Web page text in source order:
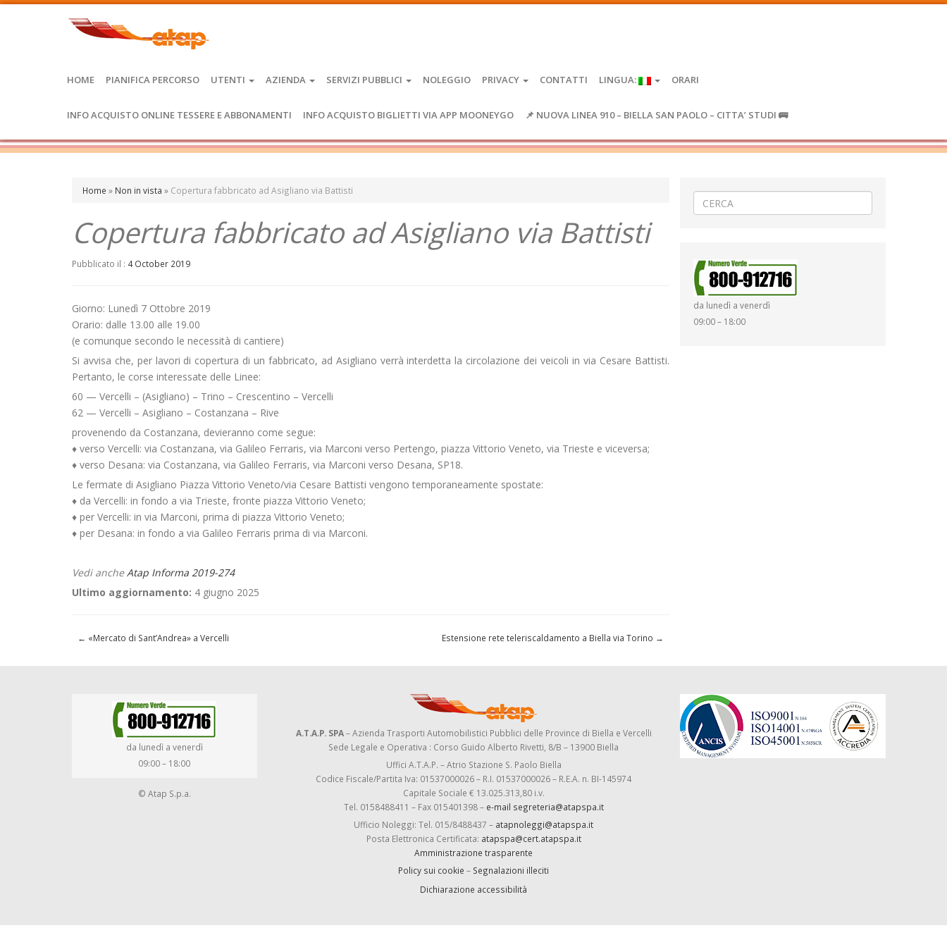
HOME PIANIFICA PERCORSO UTENTI AZIENDA SERVIZI PUBBLICI NOLEGGIO PRIVACY CONTATTI LINGUA: ORARI
INFO ACQUISTO ONLINE TESSERE E ABBONAMENTI INFO ACQUISTO BIGLIETTI VIA APP MOONEYGO 📌 NUOVA LINEA 910 – BIELLA SAN PAOLO – CITTA’ STUDI 🚌
Home » Non in vista » Copertura fabbricato ad Asigliano via Battisti
Copertura fabbricato ad Asigliano via Battisti
Pubblicato il : 4 October 2019
Giorno: Lunedì 7 Ottobre 2019
Orario: dalle 13.00 alle 19.00
(e comunque secondo le necessità di cantiere)
Si avvisa che, per lavori di copertura di un fabbricato, ad Asigliano verrà interdetta la circolazione dei veicoli in via Cesare Battisti.
Pertanto, le corse interessate delle Linee:
60 — Vercelli – (Asigliano) – Trino – Crescentino – Vercelli
62 — Vercelli – Asigliano – Costanzana – Rive
provenendo da Costanzana, devieranno come segue:
♦ verso Vercelli: via Costanzana, via Galileo Ferraris, via Marconi verso Pertengo, piazza Vittorio Veneto, via Trieste e viceversa;
♦ verso Desana: via Costanzana, via Galileo Ferraris, via Marconi verso Desana, SP18.
Le fermate di Asigliano Piazza Vittorio Veneto/via Cesare Battisti vengono temporaneamente spostate:
♦ da Vercelli: in fondo a via Trieste, fronte piazza Vittorio Veneto;
♦ per Vercelli: in via Marconi, prima di piazza Vittorio Veneto;
♦ per Desana: in fondo a via Galileo Ferraris prima di via Marconi.
Vedi ancheAtap Informa 2019-274
Ultimo aggiornamento: 4 giugno 2025
← «Mercato di Sant’Andrea» a Vercelli Estensione rete teleriscaldamento a Biella via Torino →
da lunedì a venerdì
09:00 – 18:00
da lunedì a venerdì
09:00 – 18:00
© Atap S.p.a.
A.T.A.P. SPA– Azienda Trasporti Automobilistici Pubblici delle Province di Biella e Vercelli
Sede Legale e Operativa : Corso Guido Alberto Rivetti, 8/B – 13900 Biella
Uffici A.T.A.P. – Atrio Stazione S. Paolo Biella
Codice Fiscale/Partita Iva: 01537000026 – R.I. 01537000026 – R.E.A. n. BI-145974
Capitale Sociale € 13.025.313,80 i.v.
Tel. 0158488411 – Fax 015401398 – e-mail segreteria@atapspa.it
Ufficio Noleggi: Tel. 015/8488437 – atapnoleggi@atapspa.it
Posta Elettronica Certificata: atapspa@cert.atapspa.it
Amministrazione trasparente
Policy sui cookie – Segnalazioni illeciti
Dichiarazione accessibilità